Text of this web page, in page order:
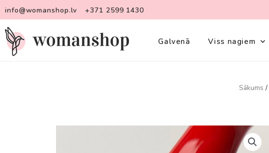
info@womanshop.lv +371 2599 1430
Galvenā Viss nagiem
Sākums /